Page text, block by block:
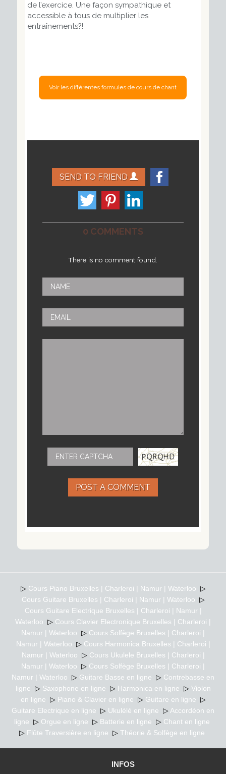
de l’exercice. Une façon sympathique et
accessible à tous de multiplier les
entraînements?!
Voir les différentes formules de cours de chant
SEND TO FRIEND
0 COMMENTS
There is no comment found.
POST A COMMENT
▷ Cours Piano Bruxelles | Charleroi | Namur | Waterloo ▷
Cours Guitare Bruxelles | Charleroi | Namur | Waterloo ▷
Cours Guitare Electrique Bruxelles | Charleroi | Namur |
Waterloo ▷ Cours Clavier Electronique Bruxelles | Charleroi |
Namur | Waterloo ▷ Cours Solfège Bruxelles | Charleroi |
Namur | Waterloo ▷ Cours Harmonica Bruxelles | Charleroi |
Namur | Waterloo ▷ Cours Ukulele Bruxelles | Charleroi |
Namur | Waterloo ▷ Cours Solfège Bruxelles | Charleroi |
Namur | Waterloo ▷ Guitare Basse en ligne ▷ Contrebasse en
ligne ▷ Saxophone en ligne ▷ Harmonica en ligne ▷ Violon
en ligne ▷ Piano & Clavier en ligne ▷ Guitare en ligne ▷
Guitare Electrique en ligne ▷ Ukulélé en ligne ▷ Accordéon en
ligne ▷ Orgue en ligne ▷ Batterie en ligne ▷ Chant en ligne
▷ Flûte Traversière en ligne ▷ Théorie & Solfège en ligne
INFOS